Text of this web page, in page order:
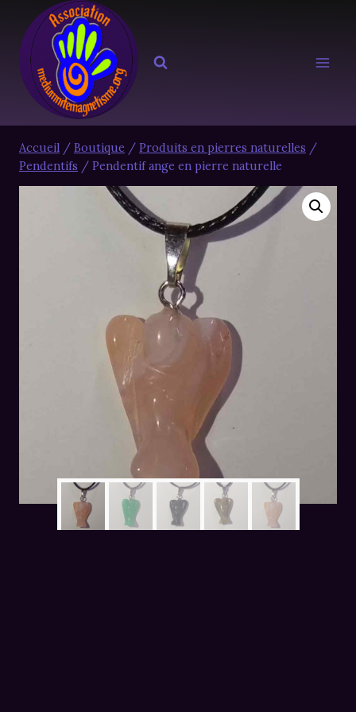
contenu
Accueil / Boutique / Produits en pierres naturelles /
Pendentifs / Pendentif ange en pierre naturelle